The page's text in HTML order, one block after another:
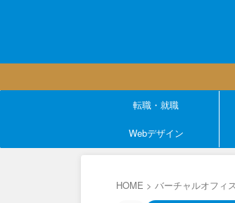
転職・就職
Webデザイン
HOME > バーチャルオフィス